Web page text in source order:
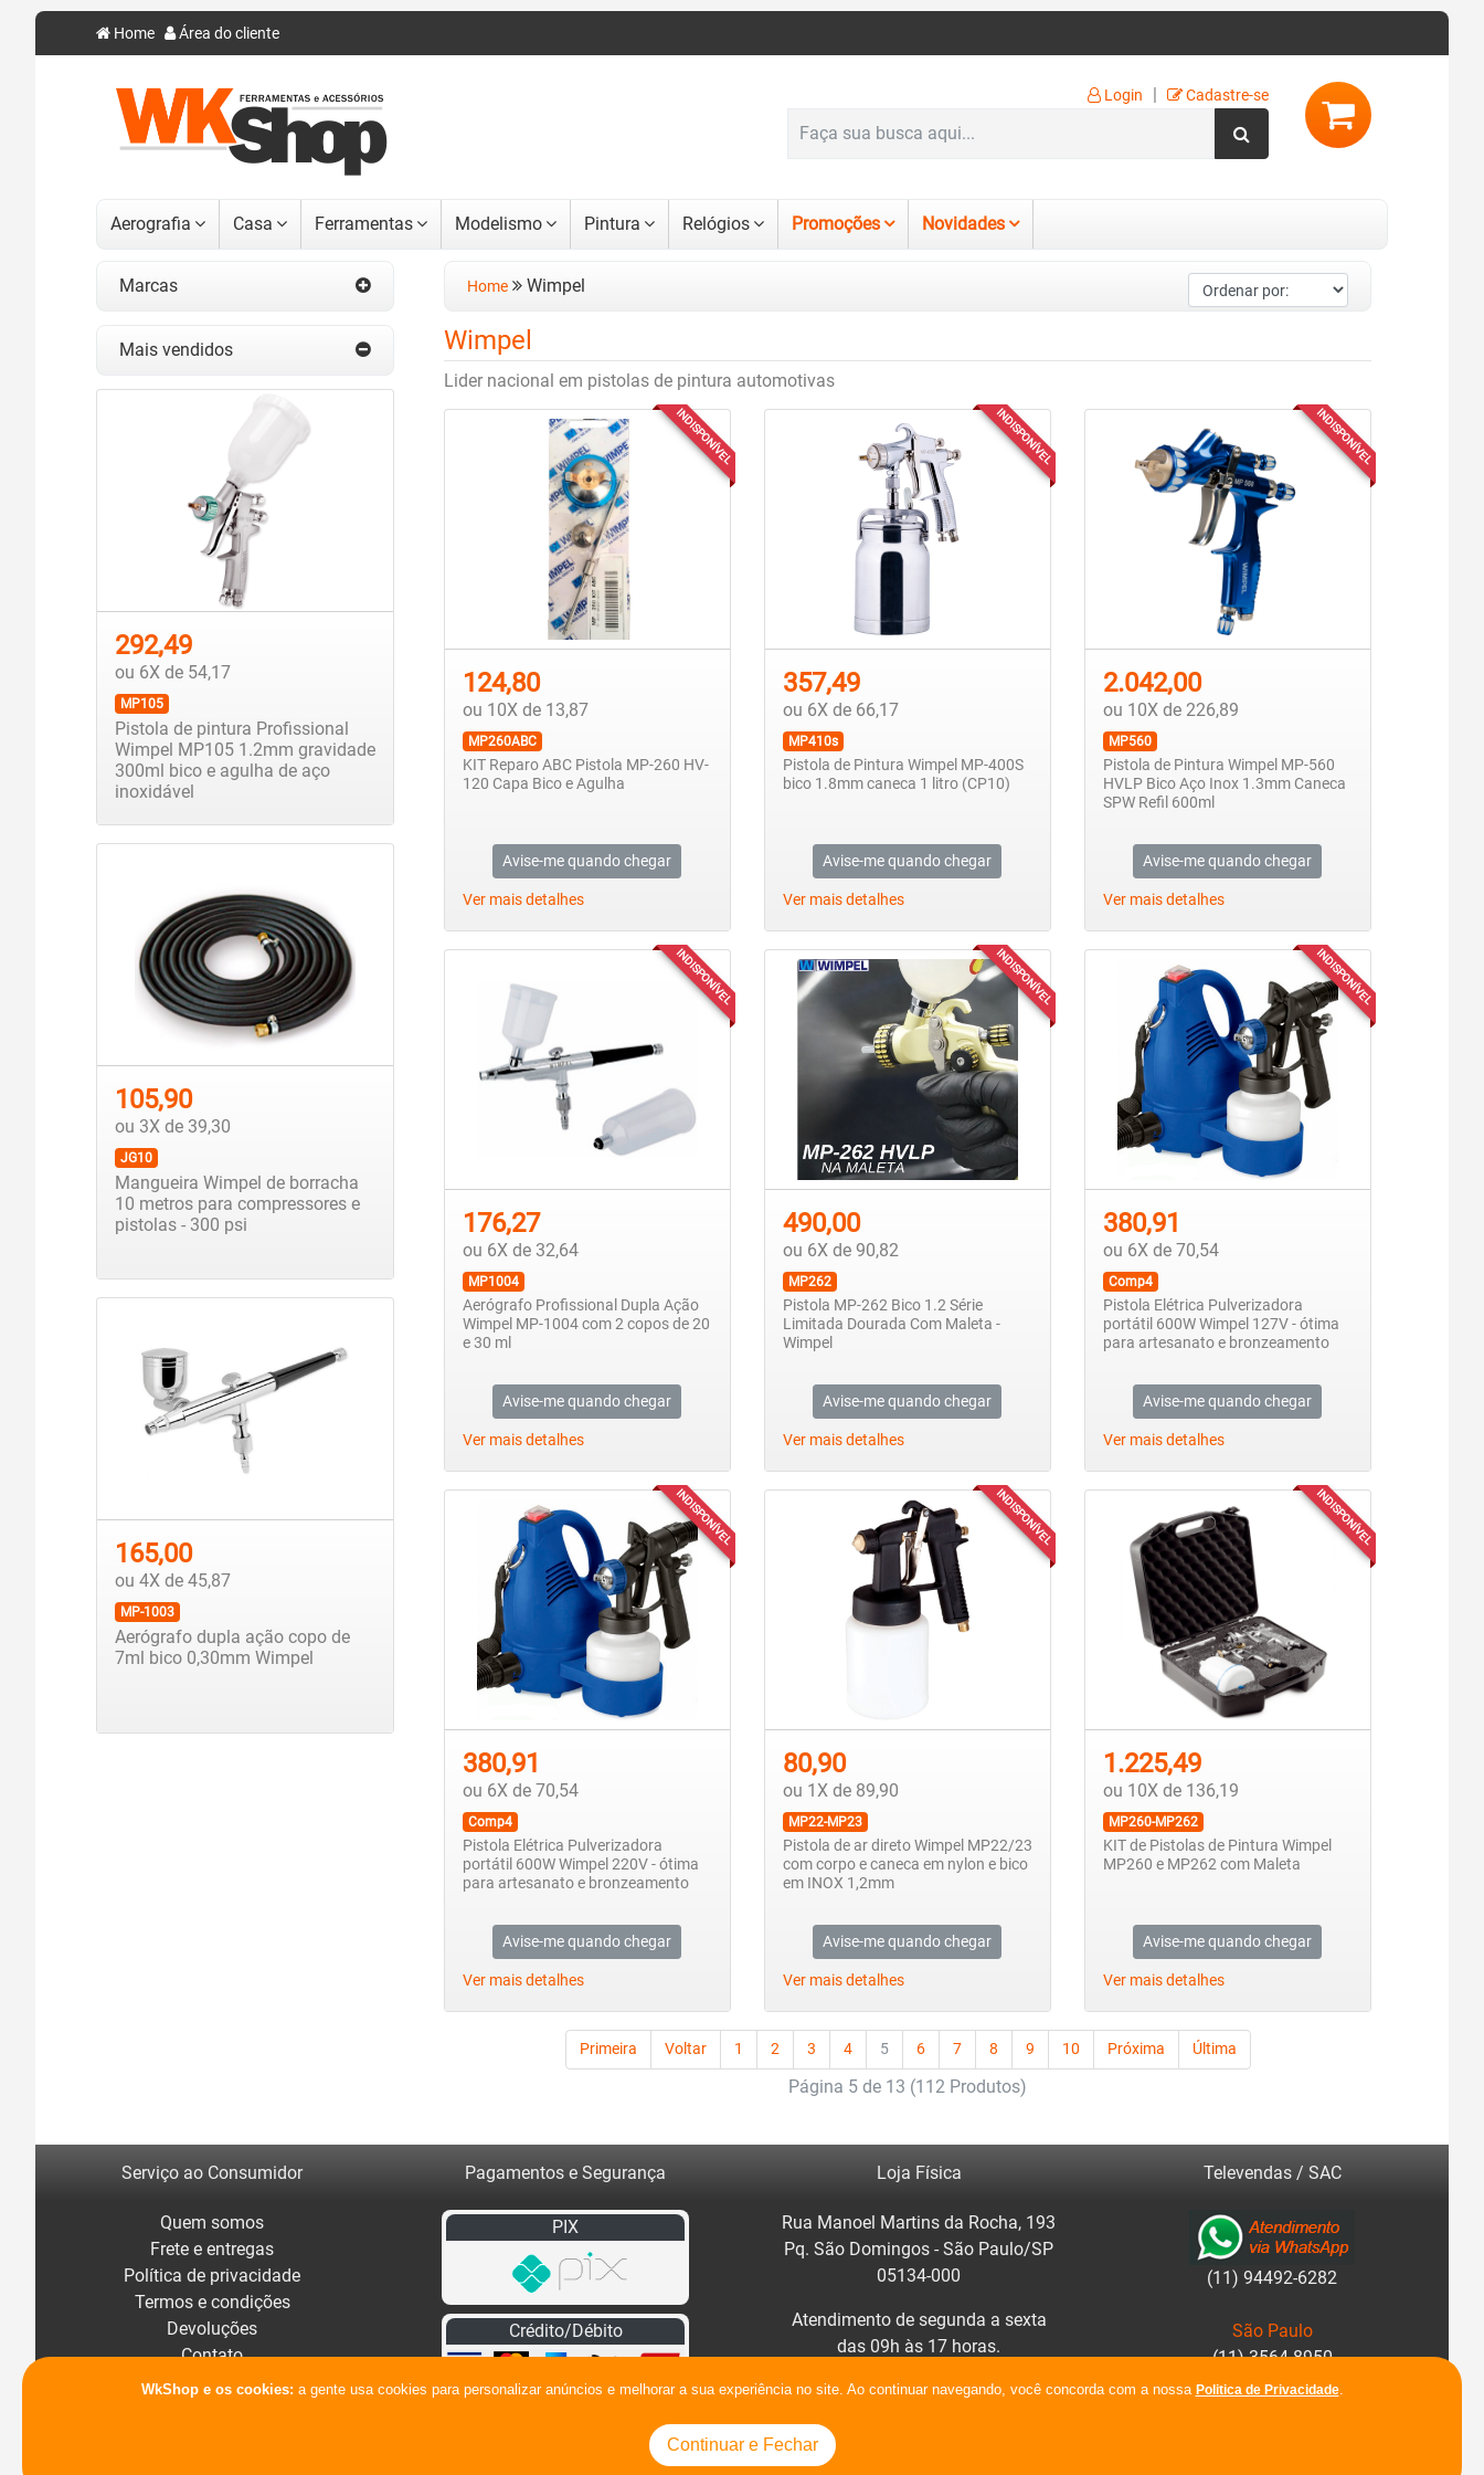
Home Área do cliente
Login | Cadastre-se
Aerografia Casa Ferramentas Modelismo Pintura Relógios Promoções Novidades
Marcas
Mais vendidos
292,49
ou 6X de 54,17
MP105
Pistola de pintura Profissional
Wimpel MP105 1.2mm gravidade
300ml bico e agulha de aço
inoxidável
105,90
ou 3X de 39,30
JG10
Mangueira Wimpel de borracha
10 metros para compressores e
pistolas - 300 psi
165,00
ou 4X de 45,87
MP-1003
Aerógrafo dupla ação copo de
7ml bico 0,30mm Wimpel
Home Wimpel
Wimpel
Lider nacional em pistolas de pintura automotivas
INDISPONÍVEL
124,80
ou 10X de 13,87
MP260ABC
KIT Reparo ABC Pistola MP-260 HV-
120 Capa Bico e Agulha
Avise-me quando chegar
Ver mais detalhes
INDISPONÍVEL
357,49
ou 6X de 66,17
MP410s
Pistola de Pintura Wimpel MP-400S
bico 1.8mm caneca 1 litro (CP10)
Avise-me quando chegar
Ver mais detalhes
INDISPONÍVEL
2.042,00
ou 10X de 226,89
MP560
Pistola de Pintura Wimpel MP-560
HVLP Bico Aço Inox 1.3mm Caneca
SPW Refil 600ml
Avise-me quando chegar
Ver mais detalhes
INDISPONÍVEL
176,27
ou 6X de 32,64
MP1004
Aerógrafo Profissional Dupla Ação
Wimpel MP-1004 com 2 copos de 20
e 30 ml
Avise-me quando chegar
Ver mais detalhes
INDISPONÍVEL
490,00
ou 6X de 90,82
MP262
Pistola MP-262 Bico 1.2 Série
Limitada Dourada Com Maleta -
Wimpel
Avise-me quando chegar
Ver mais detalhes
INDISPONÍVEL
380,91
ou 6X de 70,54
Comp4
Pistola Elétrica Pulverizadora
portátil 600W Wimpel 127V - ótima
para artesanato e bronzeamento
Avise-me quando chegar
Ver mais detalhes
INDISPONÍVEL
380,91
ou 6X de 70,54
Comp4
Pistola Elétrica Pulverizadora
portátil 600W Wimpel 220V - ótima
para artesanato e bronzeamento
Avise-me quando chegar
Ver mais detalhes
INDISPONÍVEL
80,90
ou 1X de 89,90
MP22-MP23
Pistola de ar direto Wimpel MP22/23
com corpo e caneca em nylon e bico
em INOX 1,2mm
Avise-me quando chegar
Ver mais detalhes
INDISPONÍVEL
1.225,49
ou 10X de 136,19
MP260-MP262
KIT de Pistolas de Pintura Wimpel
MP260 e MP262 com Maleta
Avise-me quando chegar
Ver mais detalhes
WkShop e os cookies: a gente usa cookies para personalizar anúncios e melhorar a sua experiência no site. Ao continuar navegando, você concorda com a nossa Politica de Privacidade.
Continuar e Fechar
Primeira Voltar 1 2 3 4 5 6 7 8 9 10 Próxima Última
Página 5 de 13 (112 Produtos)
Serviço ao Consumidor
Quem somos
Frete e entregas
Política de privacidade
Termos e condições
Devoluções
Contato
Pagamentos e Segurança
PIX
Crédito/Débito
Loja Física
Rua Manoel Martins da Rocha, 193
Pq. São Domingos - São Paulo/SP
05134-000
Atendimento de segunda a sexta
das 09h às 17 horas.
Clique no mapa para traçar rotas.
Televendas / SAC
(11) 94492-6282
São Paulo
(11) 3564-8950